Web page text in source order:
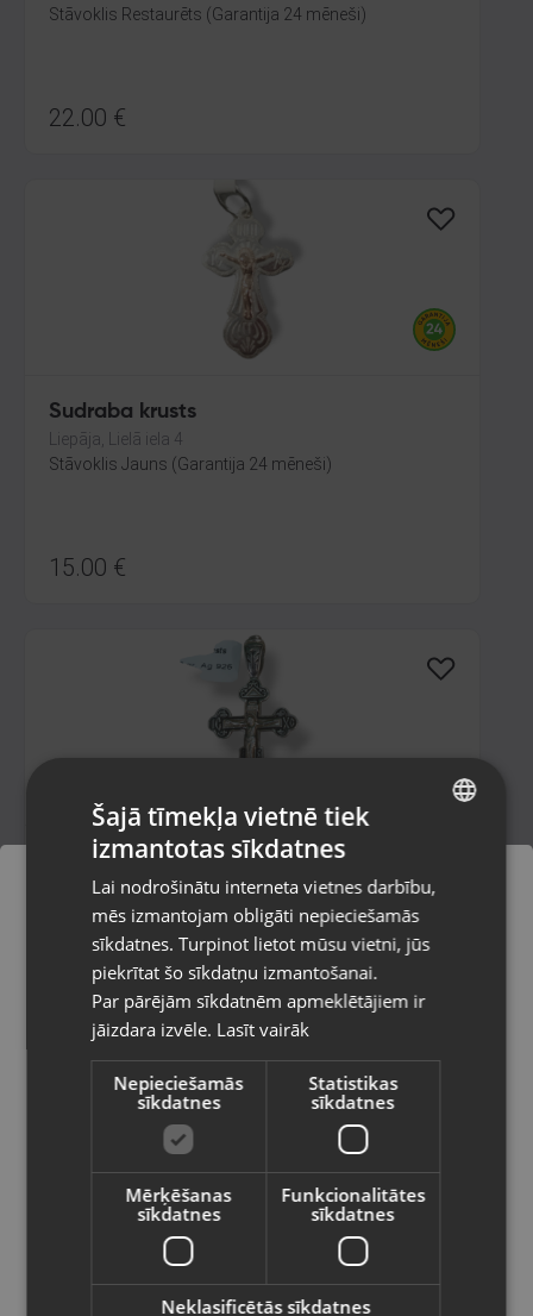
Stāvoklis Restaurēts (Garantija 24 mēneši)
22.00 €
Sudraba krusts
Liepāja, Lielā iela 4
Stāvoklis Jauns (Garantija 24 mēneši)
15.00 €
Sudrabs Krusts
Valmiera, Rīgas iela 23
Stāvoklis Restaurēts (Garantija 24 mēneši)
32.00€
Pasūtījumi tiks piegādāti uz
izvēlēto valsti
Vietnes saturs būs attēlots izvēlētajā
valodā
Valsts
Latviešu / Latvian
RUSSIAN
Šajā tīmekļa vietnē tiek
izmantotas sīkdatnes
Lai nodrošinātu interneta vietnes darbību,
mēs izmantojam obligāti nepieciešamās
sīkdatnes. Turpinot lietot mūsu vietni, jūs
piekrītat šo sīkdatņu izmantošanai.
Par pārējām sīkdatnēm apmeklētājiem ir
jāizdara izvēle. Lasīt vairāk
Nepieciešamās
sīkdatnes
Statistikas
sīkdatnes
Mērķēšanas
sīkdatnes
Funkcionalitātes
sīkdatnes
Neklasificētās sīkdatnes